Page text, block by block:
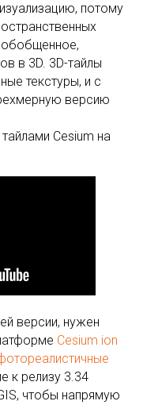
потому
в 3D. 3D-тайлы
текстуры, и с
версию
Cesium на
версии, нужен
Cesium ion
к релизу 3.34
чтобы напрямую